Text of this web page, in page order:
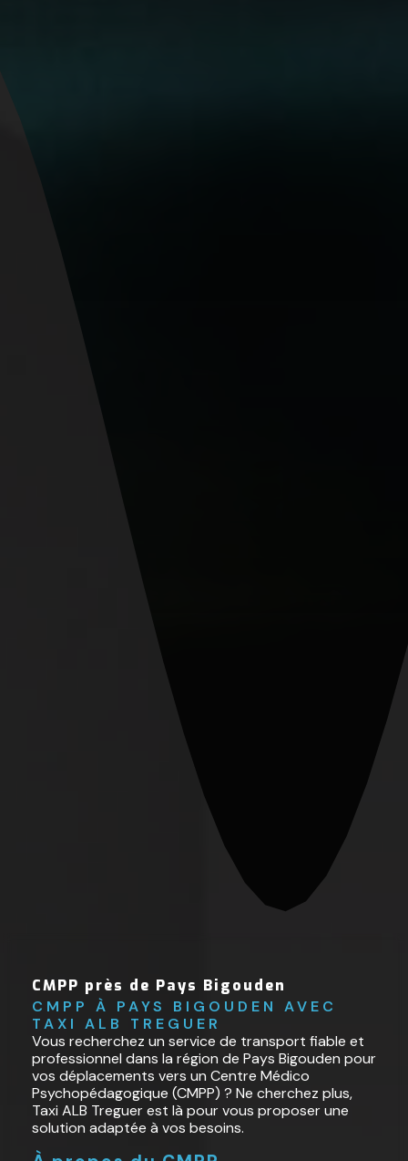
CMPP près de Pays Bigouden
CMPP À PAYS BIGOUDEN AVEC
TAXI ALB TREGUER
Vous recherchez un service de transport fiable et
professionnel dans la région de Pays Bigouden pour
vos déplacements vers un Centre Médico
Psychopédagogique (CMPP) ? Ne cherchez plus,
Taxi ALB Treguer est là pour vous proposer une
solution adaptée à vos besoins.